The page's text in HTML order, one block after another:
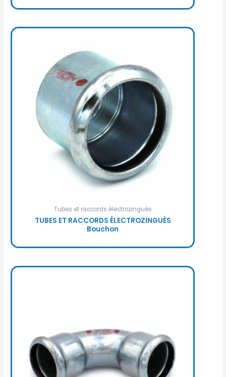
Tubes et raccords électrozingués
TUBES ET RACCORDS ÉLECTROZINGUÉS
Bouchon